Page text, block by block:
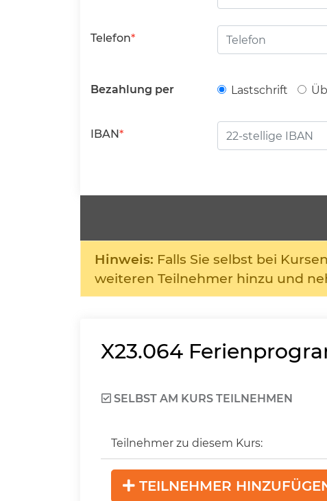
Telefon
Bezahlung per Lastschrift
IBAN
Hinweis: Falls Sie selbst bei
weiteren Teilnehmer hinzu und
X23.064
SELBST AM KURS TEILNEHMEN
Teilnehmer zu diesem Kurs:
TEILNEHMER